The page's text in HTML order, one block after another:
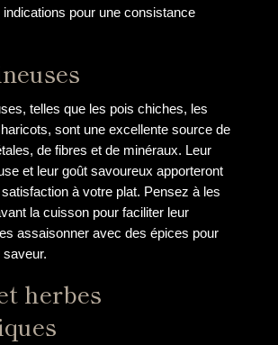
pour une consistance
telles que les pois chiches, les
sont une excellente source de
de fibres et de minéraux. Leur
et leur goût savoureux apporteront
à votre plat. Pensez à les
la cuisson pour faciliter leur
assaisonner avec des épices pour
herbes